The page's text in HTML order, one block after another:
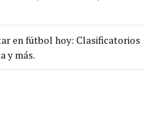
en fútbol hoy: Clasificatorios
y más.